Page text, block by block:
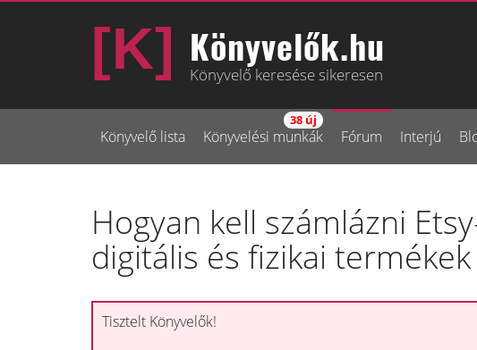
Könyvelők.hu
Könyvelő keresése sikeresen
Könyvelő lista Könyvelési munkák
38 új
Fórum Interjú
Hogyan kell számlázni
digitális és fizikai
Tisztelt Könyvelők!